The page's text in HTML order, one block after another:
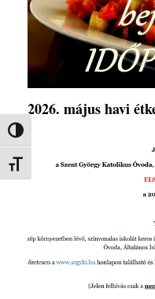
Nagy kontraszt váltása
Betűméret váltása
2026. május havi